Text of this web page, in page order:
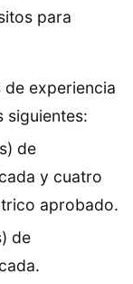
para
experiencia
siguientes:
de
y cuatro
aprobado.
de